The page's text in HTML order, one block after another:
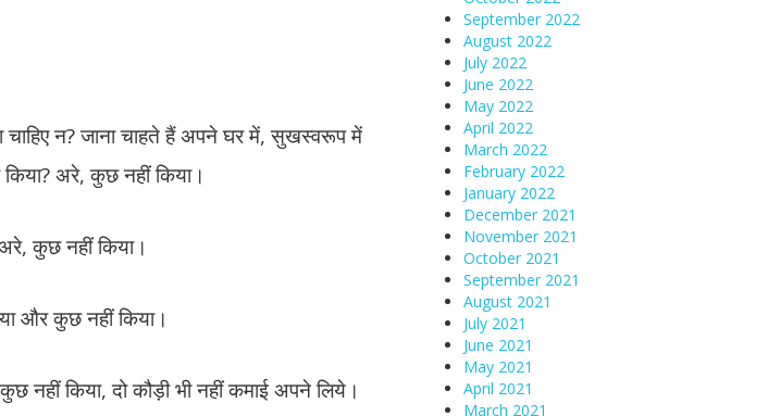
चाहिए न? जाना चाहते हैं अपने घर में, सुखस्वरूप में
अरे, कुछ नहीं किया।
कुछ नहीं किया।
और कुछ नहीं किया।
नहीं किया, दो कौड़ी भी नहीं कमाई अपने लिये।
September 2022
August 2022
July 2022
June 2022
May 2022
April 2022
March 2022
February 2022
January 2022
December 2021
November 2021
October 2021
September 2021
August 2021
July 2021
June 2021
May 2021
April 2021
March 2021